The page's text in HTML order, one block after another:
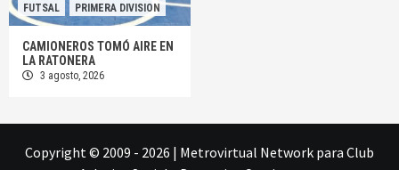
FUTSAL PRIMERA DIVISION
CAMIONEROS TOMÓ AIRE EN
LA RATONERA
3 agosto, 2026
Copyright © 2009 - 2026 | Metrovirtual Network para Club